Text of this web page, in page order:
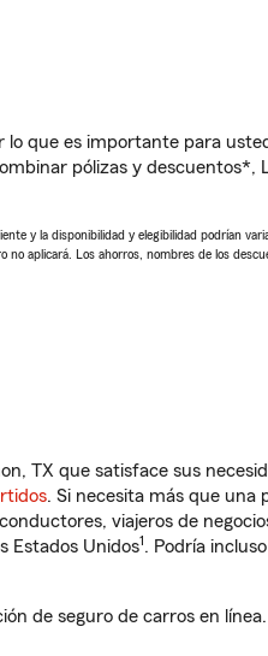
que es importante para
pólizas y descuentos*,
y la disponibilidad y elegibilidad podrían
aplicará. Los ahorros, nombres de los
TX que satisface sus
. Si necesita más que una
viajeros de
Estados Unidos1. Podría
de seguro de carros en línea.